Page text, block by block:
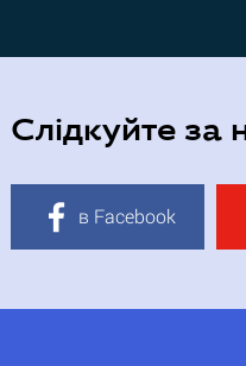
Слідкуйте за
в Facebook